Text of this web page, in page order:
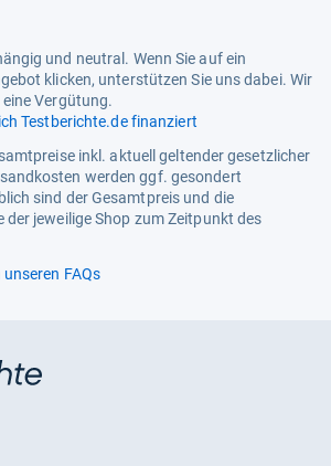
Fußmatte
Fußmatten, Fahrermatte,
Autofußmatte,
Autofußmatten
autosell
W0301 DURBAN CZARNY
KIEROWCA + UNI p.480
und neutral. Wenn Sie auf ein
klicken, unterstützen Sie uns dabei. Wir
Vergütung.
Testberichte.de finanziert
inkl. aktuell geltender gesetzlicher
werden ggf. gesondert
sind der Gesamtpreis und die
der jeweilige Shop zum Zeitpunkt des
FAQs